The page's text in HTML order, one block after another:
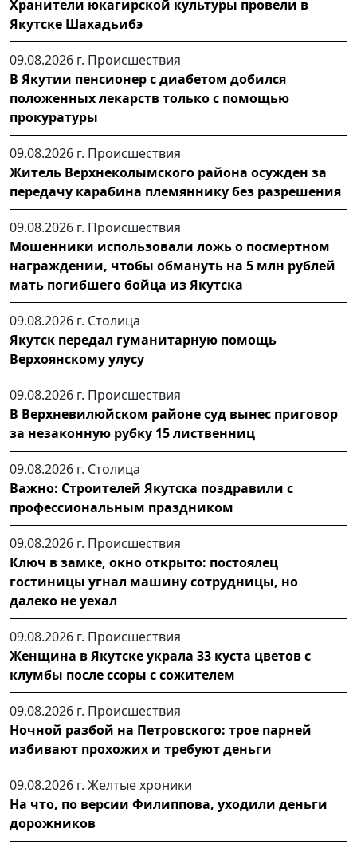
Хранители юкагирской культуры провели в
Якутске Шахадьибэ
09.08.2026 г. Происшествия
В Якутии пенсионер с диабетом добился
положенных лекарств только с помощью
прокуратуры
09.08.2026 г. Происшествия
Житель Верхнеколымского района осужден за
передачу карабина племяннику без разрешения
09.08.2026 г. Происшествия
Мошенники использовали ложь о посмертном
награждении, чтобы обмануть на 5 млн рублей
мать погибшего бойца из Якутска
09.08.2026 г. Столица
Якутск передал гуманитарную помощь
Верхоянскому улусу
09.08.2026 г. Происшествия
В Верхневилюйском районе суд вынес приговор
за незаконную рубку 15 лиственниц
09.08.2026 г. Столица
Важно: Строителей Якутска поздравили с
профессиональным праздником
09.08.2026 г. Происшествия
Ключ в замке, окно открыто: постоялец
гостиницы угнал машину сотрудницы, но
далеко не уехал
09.08.2026 г. Происшествия
Женщина в Якутске украла 33 куста цветов с
клумбы после ссоры с сожителем
09.08.2026 г. Происшествия
Ночной разбой на Петровского: трое парней
избивают прохожих и требуют деньги
09.08.2026 г. Желтые хроники
На что, по версии Филиппова, уходили деньги
дорожников